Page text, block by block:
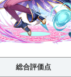
総合評価点